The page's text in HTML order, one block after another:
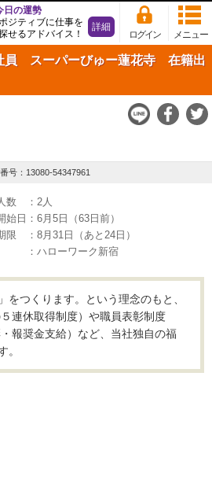
メニュー
ログイン
日の運勢
ジティブに仕事を
せるアドバイス！
詳細
員 スーパーびゅー蓮花寺 在籍出
号：13080-54347961
数
：2人
始日 ：6月5日（63日前）
限
：8月31日（あと24日）
：ハローワーク新宿
をつくります。という理念のもと、
連休取得制度）や職員表彰制度
・報奨金支給）など、当社独自の福
。